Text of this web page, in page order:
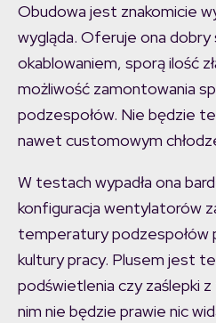
Obudowa jest znakomicie
wygląda. Oferuje ona
okablowaniem, sporą ilość
możliwość zamontowania
podzespołów. Nie będzie
nawet customowym
W testach wypadła ona
konfiguracja wentylatorów
temperatury podzespołów
kultury pracy. Plusem jest
podświetlenia czy zaślepki z
nim nie będzie prawie nic